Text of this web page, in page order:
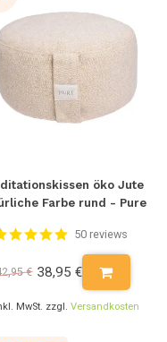
öko Jute
Farbe rund - Pure
50 reviews
€ 38,95 €
MwSt. zzgl. Versandkosten